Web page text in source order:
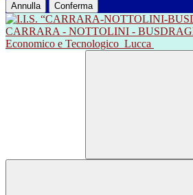
Annulla Conferma
CARRARA - NOTTOLINI -
Economico e Tecnologico Lucca